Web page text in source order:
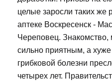
целые заросли таких же
аптеке Воскресенск -
Череповец. Знакомство,
сильно приятным, а
грибковой болезни
четырех лет.